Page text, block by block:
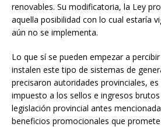
renovables. Su modificatoria, la Ley
aquella posibilidad con lo cual estaría
aún no se implementa.
Lo que sí se pueden empezar a
instalen este tipo de sistemas de
precisaron autoridades provinciales, es
impuesto a los sellos e ingresos
legislación provincial antes
beneficios promocionales que